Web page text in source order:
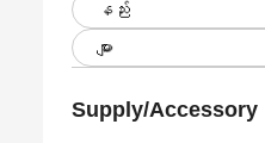
Supply/Accessory